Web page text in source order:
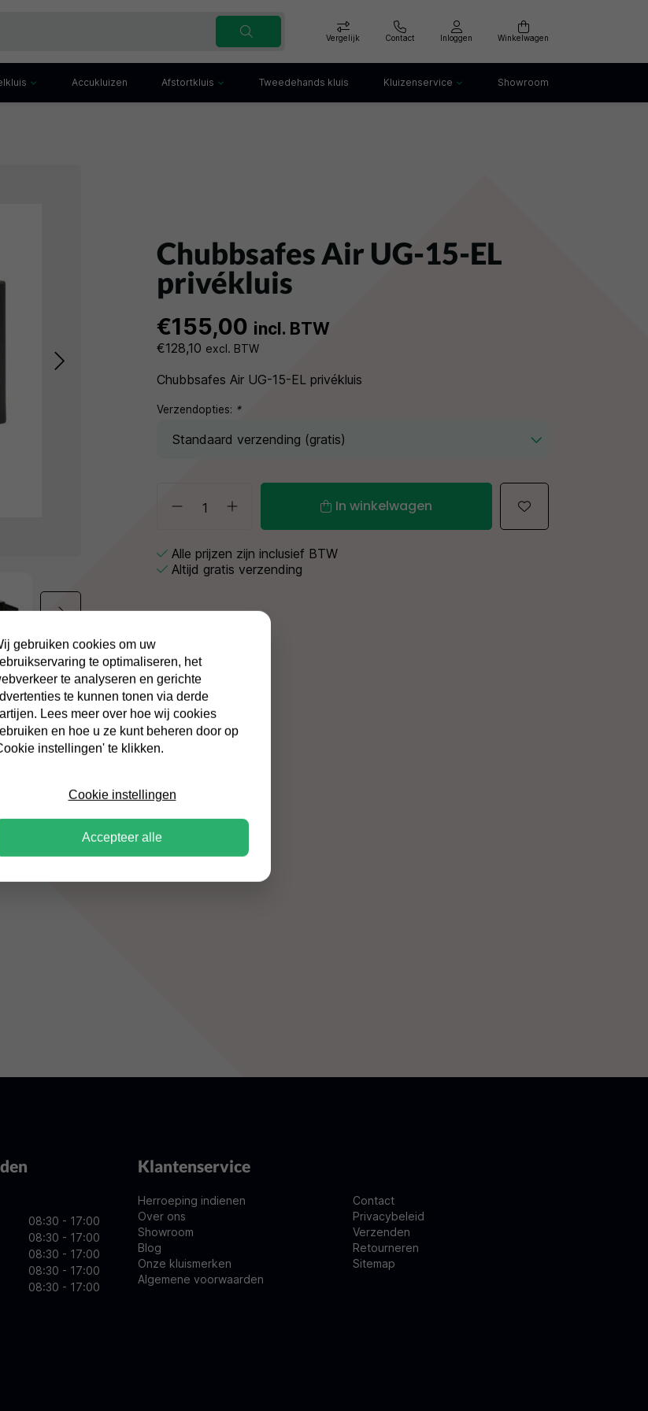
Vergelijk Contact Inloggen Winkelwagen
Accukluizen Afstortkluis Tweedehands kluis Kluizenservice Showroom
Chubbsafes Air UG-15-EL
privékluis
€155,00 incl. BTW
€128,10 excl. BTW
Chubbsafes Air UG-15-EL privékluis
Verzendopties: *
In winkelwagen
Alle prijzen zijn inclusief BTW
Altijd gratis verzending
handig
zicht kunt
je hem
08:30 - 17:00
08:30 - 17:00
08:30 - 17:00
08:30 - 17:00
08:30 - 17:00
Klantenservice
Herroeping indienen
Over ons
Showroom
Blog
Onze kluismerken
Algemene voorwaarden
Contact
Privacybeleid
Verzenden
Retourneren
Sitemap
gebruiken cookies om uw
te optimaliseren, het
te analyseren en gerichte
te kunnen tonen via derde
Lees meer over hoe wij cookies
en hoe u ze kunt beheren door op
instellingen' te klikken.
Cookie instellingen
Accepteer alle